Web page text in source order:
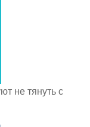
не тянуть с